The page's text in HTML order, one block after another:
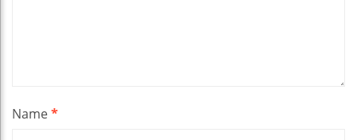
Name*